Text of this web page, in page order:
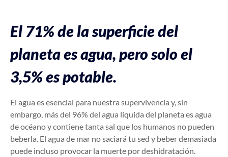
El 71% de la superficie del
planeta es agua, pero solo el
3,5% es potable.
El agua es esencial para nuestra supervivencia y, sin
embargo, más del 96% del agua líquida del planeta es agua
de océano y contiene tanta sal que los humanos no pueden
beberla. El agua de mar no saciará tu sed y beber demasiada
puede incluso provocar la muerte por deshidratación.